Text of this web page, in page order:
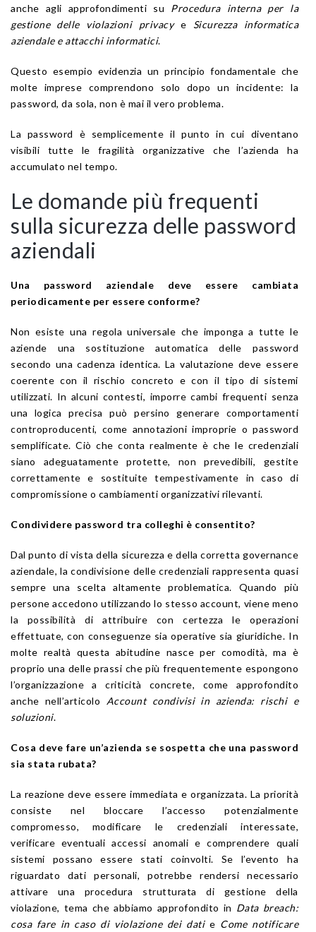
anche agli approfondimenti su Procedura interna per la
gestione delle violazioni privacye Sicurezza informatica
aziendale e attacchi informatici.
Questo esempio evidenzia un principio fondamentale che
molte imprese comprendono solo dopo un incidente: la
password, da sola, non è mai il vero problema.
La password è semplicemente il punto in cui diventano
visibili tutte le fragilità organizzative che l’azienda ha
accumulato nel tempo.
Le domande più frequenti
sulla sicurezza delle password
aziendali
Una password aziendale deve essere cambiata
periodicamente per essere conforme?
Non esiste una regola universale che imponga a tutte le
aziende una sostituzione automatica delle password
secondo una cadenza identica. La valutazione deve essere
coerente con il rischio concreto e con il tipo di sistemi
utilizzati. In alcuni contesti, imporre cambi frequenti senza
una logica precisa può persino generare comportamenti
controproducenti, come annotazioni improprie o password
semplificate. Ciò che conta realmente è che le credenziali
siano adeguatamente protette, non prevedibili, gestite
correttamente e sostituite tempestivamente in caso di
compromissione o cambiamenti organizzativi rilevanti.
Condividere password tra colleghi è consentito?
Dal punto di vista della sicurezza e della corretta governance
aziendale, la condivisione delle credenziali rappresenta quasi
sempre una scelta altamente problematica. Quando più
persone accedono utilizzando lo stesso account, viene meno
la possibilità di attribuire con certezza le operazioni
effettuate, con conseguenze sia operative sia giuridiche. In
molte realtà questa abitudine nasce per comodità, ma è
proprio una delle prassi che più frequentemente espongono
l’organizzazione a criticità concrete, come approfondito
anche nell’articolo Account condivisi in azienda: rischi e
soluzioni.
Cosa deve fare un’azienda se sospetta che una password
sia stata rubata?
La reazione deve essere immediata e organizzata. La priorità
consiste nel bloccare l’accesso potenzialmente
compromesso, modificare le credenziali interessate,
verificare eventuali accessi anomali e comprendere quali
sistemi possano essere stati coinvolti. Se l’evento ha
riguardato dati personali, potrebbe rendersi necessario
attivare una procedura strutturata di gestione della
violazione, tema che abbiamo approfondito in Data breach:
cosa fare in caso di violazione dei datie Come notificare